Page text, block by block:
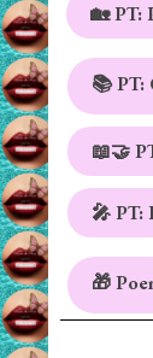
🏡 PT:
📚 PT:
📖🤝
🎤 PT:
🎁